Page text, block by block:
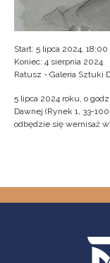
Start: 5 lipca 2024, 18:00
Koniec: 4 sierpnia 2024
Ratusz - Galeria Sztuki
5 lipca 2024 roku, o
Dawnej (Rynek 1, 33-
odbędzie się wernisaż